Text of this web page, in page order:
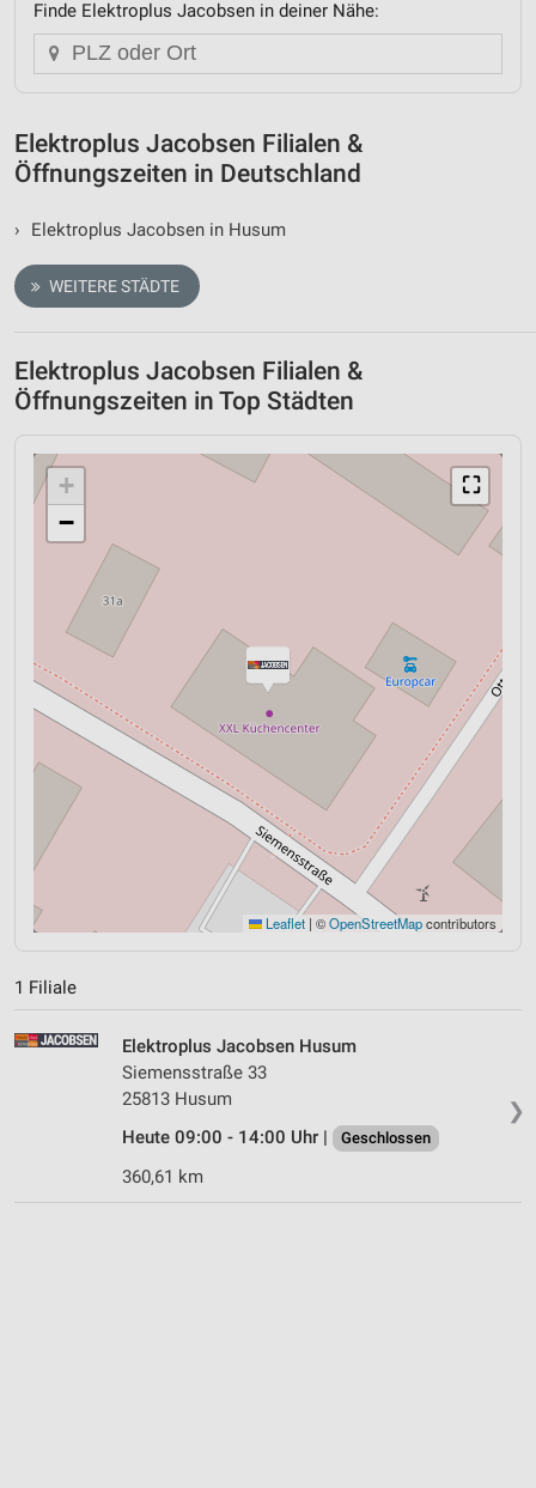
Finde Elektroplus Jacobsen in deiner Nähe:
Elektroplus Jacobsen Filialen &
Öffnungszeiten in Deutschland
› Elektroplus Jacobsen in Husum
WEITERE STÄDTE
Elektroplus Jacobsen Filialen &
Öffnungszeiten in Top Städten
⛶
+
−
Leaflet | ©OpenStreetMapcontributors
1 Filiale
❯
Elektroplus Jacobsen Husum
Siemensstraße 33
25813 Husum
Heute 09:00 - 14:00 Uhr |
Geschlossen
360,61 km